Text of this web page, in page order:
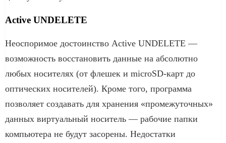
Active UNDELETE
Неоспоримое достоинство Active UNDELETE —
возможность восстановить данные на абсолютно
любых носителях (от флешек и microSD-карт до
оптических носителей). Кроме того, программа
позволяет создавать для хранения «промежуточных»
данных виртуальный носитель — рабочие папки
компьютера не будут засорены. Недостатки